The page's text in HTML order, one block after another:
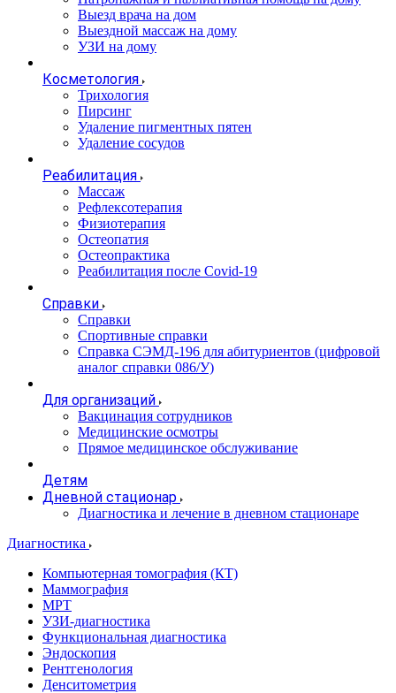
Выезд врача на дом
Выездной массаж на дому
УЗИ на дому
Косметология
Трихология
Пирсинг
Удаление пигментных пятен
Удаление сосудов
Реабилитация
Массаж
Рефлексотерапия
Физиотерапия
Остеопатия
Остеопрактика
Реабилитация после Covid-19
Справки
Справки
Спортивные справки
Справка СЭМД‑196 для абитуриентов (цифровой
аналог справки 086/У)
Для организаций
Вакцинация сотрудников
Медицинские осмотры
Прямое медицинское обслуживание
Детям
Дневной стационар
Диагностика и лечение в дневном стационаре
Диагностика
Компьютерная томография (КТ)
Маммография
МРТ
УЗИ-диагностика
Функциональная диагностика
Эндоскопия
Рентгенология
Денситометрия